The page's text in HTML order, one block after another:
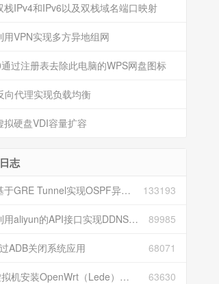
栈IPv4和IPv6以及双栈域名端口映射
用VPN实现多方异地组网
过注册表去除此电脑的WPS网盘图标
向代理实现负载均衡
拟硬盘VDI容量扩容
志
133193
RouterOS基于GRE Tunnel实现OSPF异地组网
89985
RouterOS利用aliyun的API接口实现DDNS动态解析
68071
ADB关闭系统应用
63630
爱快iKuai虚拟机安装OpenWrt（Lede）并配置